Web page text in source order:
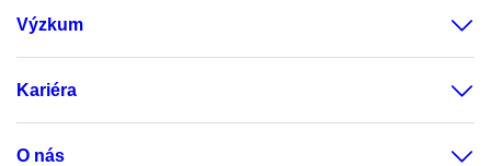
Výzkum
Kariéra
O nás